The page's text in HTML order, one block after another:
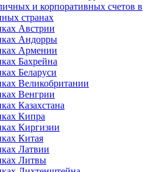
и корпоративных счетов в
странах
Австрии
Андорры
Армении
Бахрейна
Беларуси
Великобритании
Венгрии
Казахстана
Кипра
Киргизии
Китая
Латвии
Литвы